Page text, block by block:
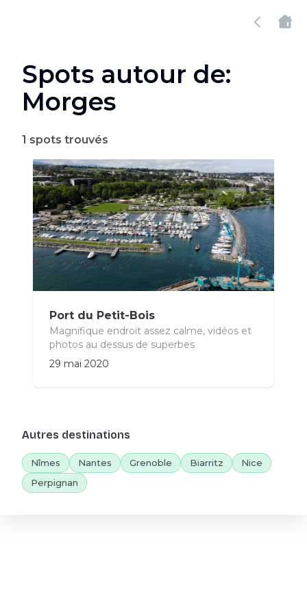
Spots autour de:
Morges
1 spots trouvés
Port du Petit-Bois
Magnifique endroit assez calme, vidéos et
photos au dessus de superbes
29 mai 2020
Autres destinations
Nîmes Nantes Grenoble Biarritz
Nice
Perpignan